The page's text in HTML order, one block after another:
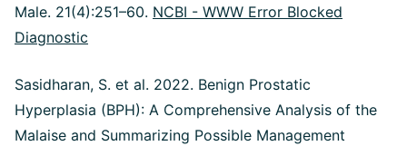
Male. 21(4):251–60. NCBI - WWW Error Blocked
Diagnostic
Sasidharan, S. et al. 2022. Benign Prostatic
Hyperplasia (BPH): A Comprehensive Analysis of the
Malaise and Summarizing Possible Management